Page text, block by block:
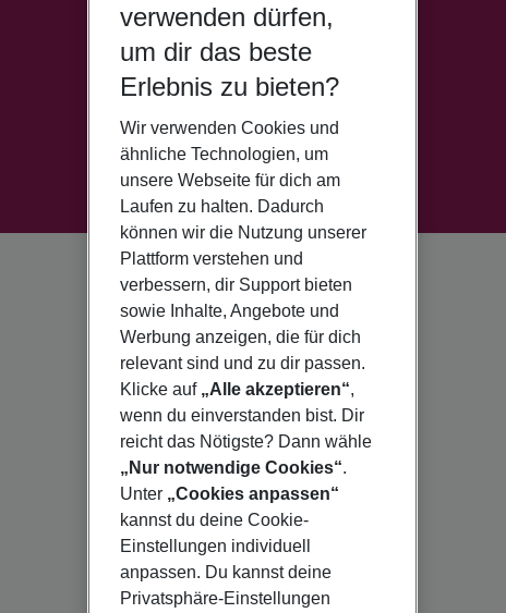
verwenden dürfen,
um dir das beste
Erlebnis zu bieten?
Wir verwenden Cookies und
ähnliche Technologien, um
unsere Webseite für dich am
Laufen zu halten. Dadurch
können wir die Nutzung unserer
Plattform verstehen und
verbessern, dir Support bieten
sowie Inhalte, Angebote und
Werbung anzeigen, die für dich
relevant sind und zu dir passen.
Klicke auf „Alle akzeptieren“,
wenn du einverstanden bist. Dir
reicht das Nötigste? Dann wähle
„Nur notwendige Cookies“.
Unter „Cookies anpassen“
kannst du deine Cookie-
Einstellungen individuell
anpassen. Du kannst deine
Privatsphäre-Einstellungen